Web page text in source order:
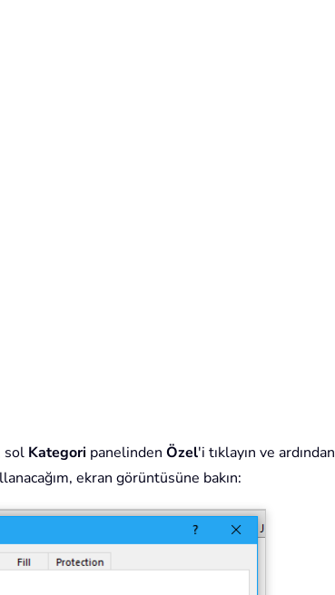
sol Kategori panelinden Özel'i tıklayın ve ardından
ekran görüntüsüne bakın: